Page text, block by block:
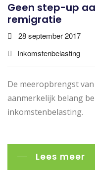
Geen step-up
remigratie
28 september 2017
Inkomstenbelasting
De meeropbrengst
aanmerkelijk belang
inkomstenbelasting.
Lees meer